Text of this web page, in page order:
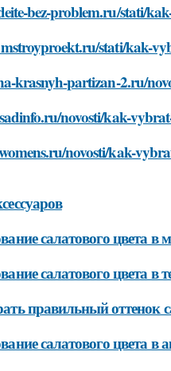
bez-problem.ru/stati/
stati/kak-
krasnyh-partizan-2.ru/
novosti/kak-
novosti/kak-
салатового цвета в
салатового цвета в
правильный оттенок
салатового цвета в